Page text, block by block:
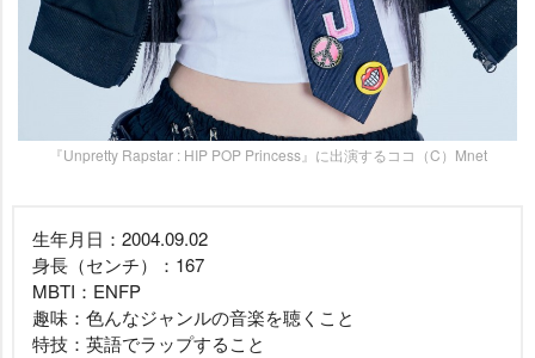
『Unpretty Rapstar : HIP POP Princess』に出演するココ（C）Mnet
生年月日：2004.09.02
身長（センチ）：167
MBTI：ENFP
趣味：色んなジャンルの音楽を聴くこと
特技：英語でラップすること